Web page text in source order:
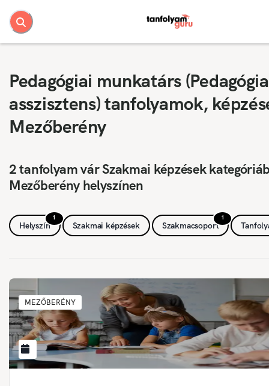
Pedagógiai munkatárs
asszisztens) tanfolyamok,
Mezőberény
2 tanfolyam vár Szakmai képzések
Mezőberény helyszínen
1
Helyszín Szakmai képzések
1
Szakmacsoport
MEZŐBERÉNY